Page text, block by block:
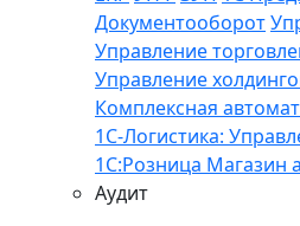
Документооборот
Управление
Управление
Комплексная
1С-Логистика:
1С:Розница Магазин
Аудит